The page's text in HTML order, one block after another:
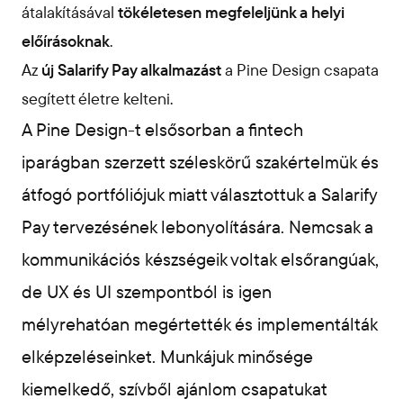
átalakításával tökéletesen megfeleljünk a helyi
előírásoknak.
Az új Salarify Pay alkalmazásta Pine Design csapata
segített életre kelteni.
A Pine Design-t elsősorban a fintech
iparágban szerzett széleskörű szakértelmük és
átfogó portfóliójuk miatt választottuk a Salarify
Pay tervezésének lebonyolítására. Nemcsak a
kommunikációs készségeik voltak elsőrangúak,
de UX és UI szempontból is igen
mélyrehatóan megértették és implementálták
elképzeléseinket. Munkájuk minősége
kiemelkedő, szívből ajánlom csapatukat